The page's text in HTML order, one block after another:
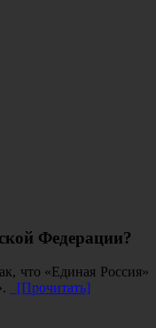
Федерации?
что «Единая Россия»
[Прочитать]